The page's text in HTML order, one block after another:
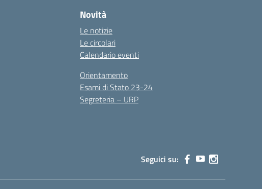
Novità
Le notizie
Le circolari
Calendario eventi
Orientamento
Esami di Stato 23-24
Segreteria – URP
Seguici su: